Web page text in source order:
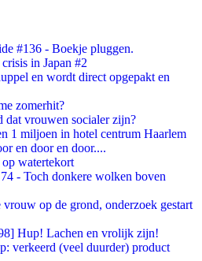
#136 - Boekje pluggen.
in Japan #2
en wordt direct opgepakt en
zomerhit?
dat vrouwen socialer zijn?
1 miljoen in hotel centrum Haarlem
en door en door....
watertekort
- Toch donkere wolken boven
op de grond, onderzoek gestart
Hup! Lachen en vrolijk zijn!
verkeerd (veel duurder) product